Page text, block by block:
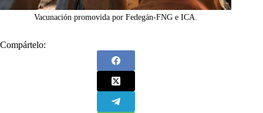
Vacunación promovida por Fedegán-FNG e ICA.
Compártelo: